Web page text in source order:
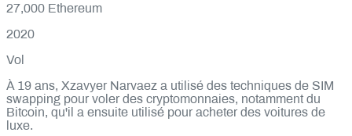
27,000 Ethereum
2020
Vol
À 19 ans, Xzavyer Narvaez a utilisé des techniques de SIM
swapping pour voler des cryptomonnaies, notamment du
Bitcoin, qu'il a ensuite utilisé pour acheter des voitures de
luxe.